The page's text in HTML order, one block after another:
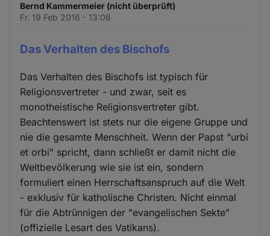
Bernd Kammermeier (nicht überprüft)
Fr. 19 Feb 2016 - 13:06
Das Verhalten des Bischofs
Das Verhalten des Bischofs ist typisch für
Religionsvertreter - und zwar, seit es
monotheistische Religionsvertreter gibt.
Beachtenswert ist stets nur die eigene Gruppe und
nie die gesamte Menschheit. Wenn der Papst "urbi
et orbi" spricht, dann schließt er damit nicht die
Weltbevölkerung wie sie ist ein, sondern
formuliert einen Herrschaftsanspruch auf die Welt
- exklusiv für katholische Christen. Nicht einmal
für die Abtrünnigen der "evangelischen Sekte"
(offizielle Lesart des Vatikans).